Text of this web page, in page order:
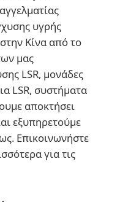
σιλικόνης
υγρής
Κίνα από το
μας
LSR, μονάδες
LSR, συστήματα
αποκτήσει
εξυπηρετούμε
Επικοινωνήστε
για τις